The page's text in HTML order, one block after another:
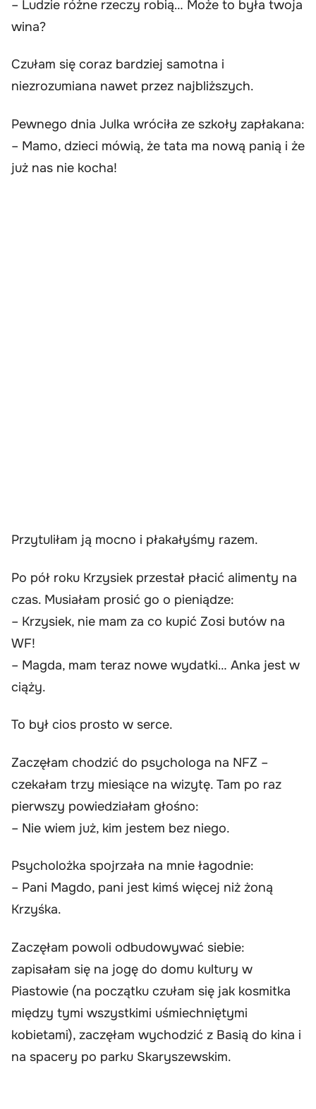
– Ludzie różne rzeczy robią… Może to była twoja
wina?
Czułam się coraz bardziej samotna i
niezrozumiana nawet przez najbliższych.
Pewnego dnia Julka wróciła ze szkoły zapłakana:
– Mamo, dzieci mówią, że tata ma nową panią i że
już nas nie kocha!
Przytuliłam ją mocno i płakałyśmy razem.
Po pół roku Krzysiek przestał płacić alimenty na
czas. Musiałam prosić go o pieniądze:
– Krzysiek, nie mam za co kupić Zosi butów na
WF!
– Magda, mam teraz nowe wydatki… Anka jest w
ciąży.
To był cios prosto w serce.
Zaczęłam chodzić do psychologa na NFZ –
czekałam trzy miesiące na wizytę. Tam po raz
pierwszy powiedziałam głośno:
– Nie wiem już, kim jestem bez niego.
Psycholożka spojrzała na mnie łagodnie:
– Pani Magdo, pani jest kimś więcej niż żoną
Krzyśka.
Zaczęłam powoli odbudowywać siebie:
zapisałam się na jogę do domu kultury w
Piastowie (na początku czułam się jak kosmitka
między tymi wszystkimi uśmiechniętymi
kobietami), zaczęłam wychodzić z Basią do kina i
na spacery po parku Skaryszewskim.